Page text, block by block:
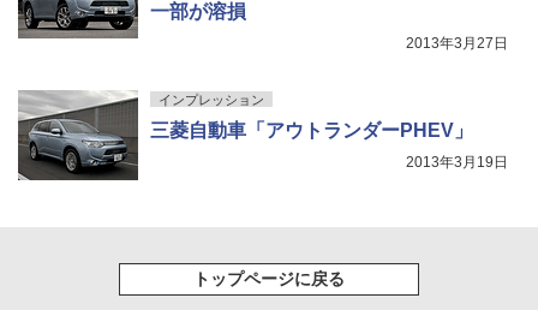
一部が溶損
2013年3月27日
インプレッション
三菱自動車「アウトランダーPHEV」
2013年3月19日
トップページに戻る